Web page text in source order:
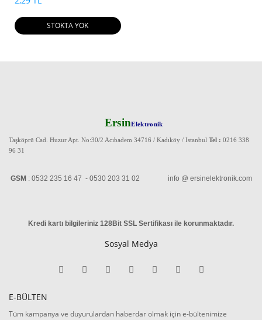
STOKTA YOK
ErsinElektronik
Taşköprü Cad. Huzur Apt. No:30/2 Acıbadem 34716 / Kadıköy / Istanbul Tel : 0216 338
96 31
GSM : 0532 235 16 47 - 0530 203 31 02 info @ ersinelektronik.com
Kredi kartı bilgileriniz 128Bit SSL Sertifikası ile korunmaktadır.
Sosyal Medya
E-BÜLTEN
Tüm kampanya ve duyurulardan haberdar olmak için e-bültenimize